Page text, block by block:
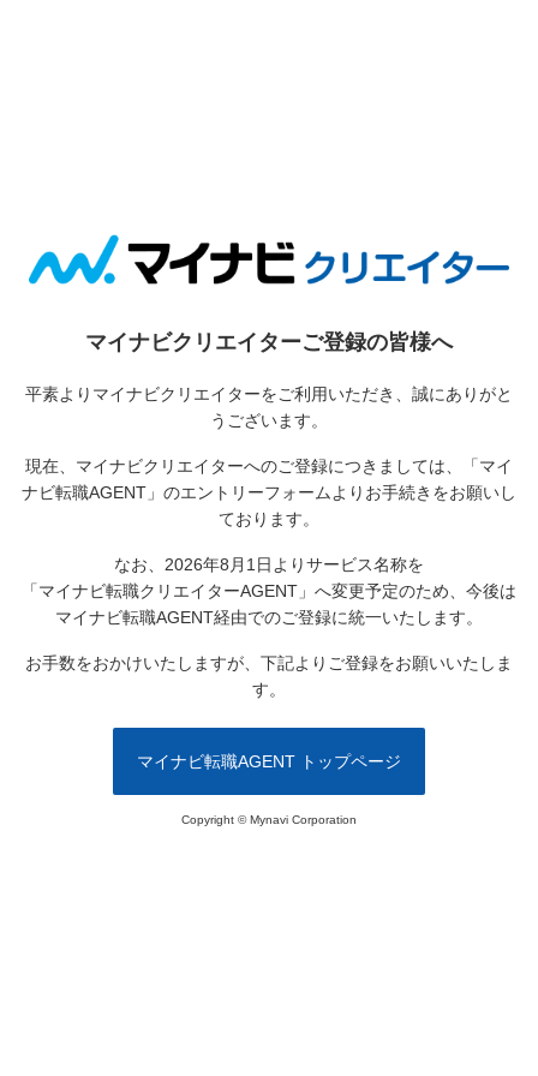
マイナビクリエイターご登録の皆様へ
平素よりマイナビクリエイターをご利用いただき、誠にありがと
うございます。
現在、マイナビクリエイターへのご登録につきましては、
「マイ
ナビ転職AGENT」のエントリーフォームよりお手続きをお願いし
ております。
なお、2026年8月1日よりサービス名称を
「マイナビ転職クリエイターAGENT」へ変更予定のため、 今後は
マイナビ転職AGENT経由でのご登録に統一いたします。
お手数をおかけいたしますが、下記よりご登録をお願いいたしま
す。
マイナビ転職AGENT トップページ
Copyright © Mynavi Corporation